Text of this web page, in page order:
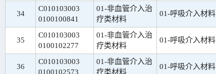
34
C010103003
0100100841
01-非血管介入治
疗类材料
01-呼吸介入材料
35
C010103003
0100102277
01-非血管介入治
疗类材料
01-呼吸介入材料
36
C010103003
0100102573
01-非血管介入治
疗类材料
01-呼吸介入材料